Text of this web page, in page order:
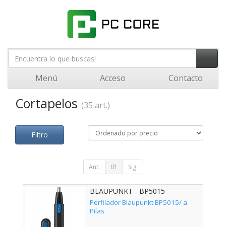
Menú Acceso Contacto
Cortapelos (35 art.)
Filtro
Ant. 01 Sig.
BLAUPUNKT - BP5015
Perfilador Blaupunkt BP5015/ a
Pilas